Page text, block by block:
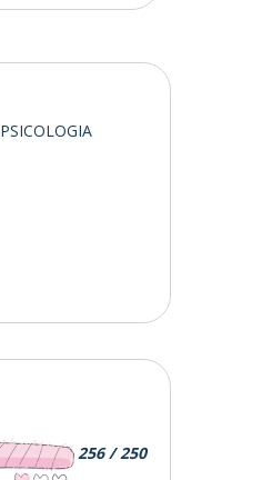
PSICOLOGIA
256 / 250